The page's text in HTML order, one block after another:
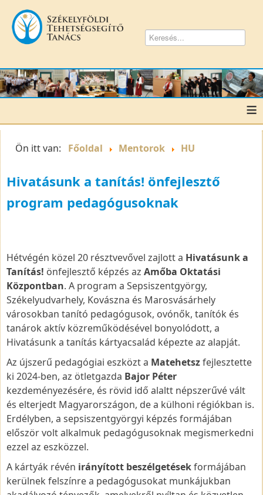
≡
Ön itt van: Főoldal Mentorok HU
Hivatásunk a tanítás! önfejlesztő
program pedagógusoknak
Hétvégén közel 20 résztvevővel zajlott a Hivatásunk a
Tanítás! önfejlesztő képzés az Amőba Oktatási
Központban. A program a Sepsiszentgyörgy,
Székelyudvarhely, Kovászna és Marosvásárhely
városokban tanító pedagógusok, ovónők, tanítók és
tanárok aktív közreműködésével bonyolódott, a
Hivatásunk a tanítás kártyacsalád képezte az alapját.
Az újszerű pedagógiai eszközt a Matehetszfejlesztette
ki 2024-ben, az ötletgazda Bajor Péter
kezdeményezésére, és rövid idő alaltt népszerűvé vált
és elterjedt Magyarországon, de a külhoni régiókban is.
Erdélyben, a sepsiszentgyörgyi képzés formájában
először volt alkalmuk pedagógusoknak megismerkedni
ezzel az eszközzel.
A kártyák révén irányított beszélgetésekformájában
kerülnek felszínre a pedagógusokat munkájukban